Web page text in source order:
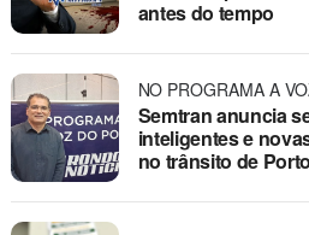
antes do tempo
NO PROGRAMA A
Semtran anuncia
inteligentes e
no trânsito de